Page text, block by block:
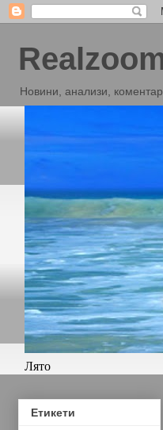
Новини, анализи,
Лято
Етикети